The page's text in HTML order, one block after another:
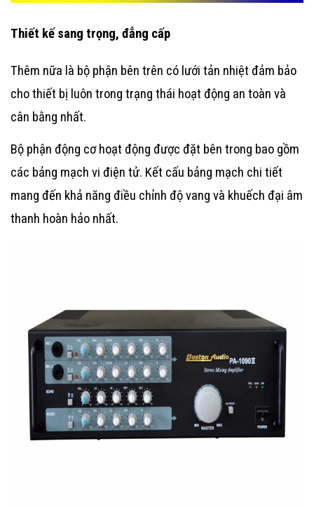
Thiết kế sang trọng, đẳng cấp
Thêm nữa là bộ phận bên trên có lưới tản nhiệt đảm bảo
cho thiết bị luôn trong trạng thái hoạt động an toàn và
cân bằng nhất.
Bộ phận động cơ hoạt động được đặt bên trong bao gồm
các bảng mạch vi điện tử. Kết cấu bảng mạch chi tiết
mang đến khả năng điều chỉnh độ vang và khuếch đại âm
thanh hoàn hảo nhất.